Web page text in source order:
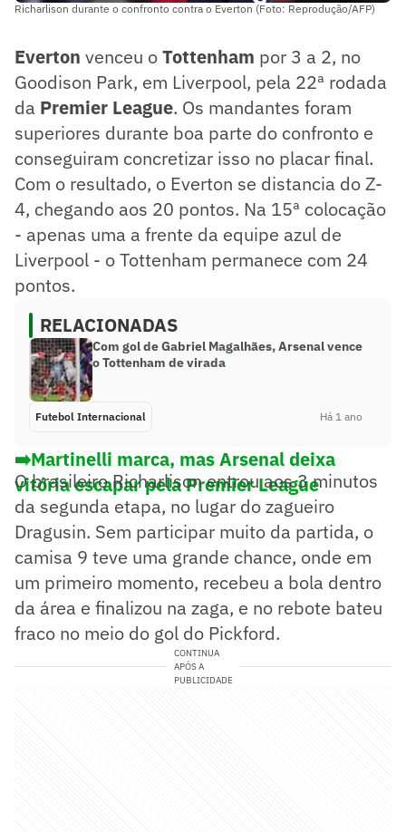
Richarlison durante o confronto contra o Everton (Foto: Reprodução/AFP)
Everton venceu oTottenham por 3 a 2, no
Goodison Park, em Liverpool, pela 22ª rodada
da Premier League. Os mandantes foram
superiores durante boa parte do confronto e
conseguiram concretizar isso no placar final.
Com o resultado, o Everton se distancia do Z-
4, chegando aos 20 pontos. Na 15ª colocação
- apenas uma a frente da equipe azul de
Liverpool - o Tottenham permanece com 24
pontos.
RELACIONADAS
Com gol de Gabriel Magalhães, Arsenal vence
o Tottenham de virada
Futebol Internacional Há 1 ano
➡️Martinelli marca, mas Arsenal deixa
vitória escapar pela Premier League
O brasileiro Richarlison entrou aos 3 minutos
da segunda etapa, no lugar do zagueiro
Dragusin. Sem participar muito da partida, o
camisa 9 teve uma grande chance, onde em
um primeiro momento, recebeu a bola dentro
da área e finalizou na zaga, e no rebote bateu
fraco no meio do gol do Pickford.
CONTINUA
APÓS A
PUBLICIDADE